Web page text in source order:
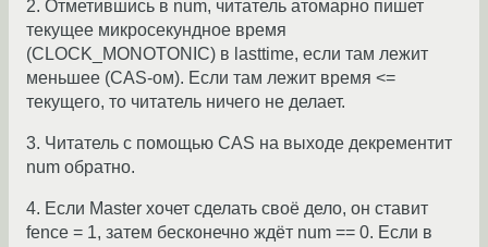
2. Отметившись в num, читатель атомарно пишет
текущее микросекундное время
(CLOCK_MONOTONIC) в lasttime, если там лежит
меньшее (СAS-ом). Если там лежит время <=
текущего, то читатель ничего не делает.
3. Читатель с помощью CAS на выходе декрементит
num обратно.
4. Если Master хочет сделать своё дело, он ставит
fence = 1, затем бесконечно ждёт num == 0. Если в